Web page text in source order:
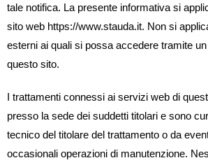
tale notifica. La presente informativa si
sito web https://www.stauda.it. Non si
esterni ai quali si possa accedere tramite
questo sito.
I trattamenti connessi ai servizi web di
presso la sede dei suddetti titolari e sono
tecnico del titolare del trattamento o da
occasionali operazioni di manutenzione.